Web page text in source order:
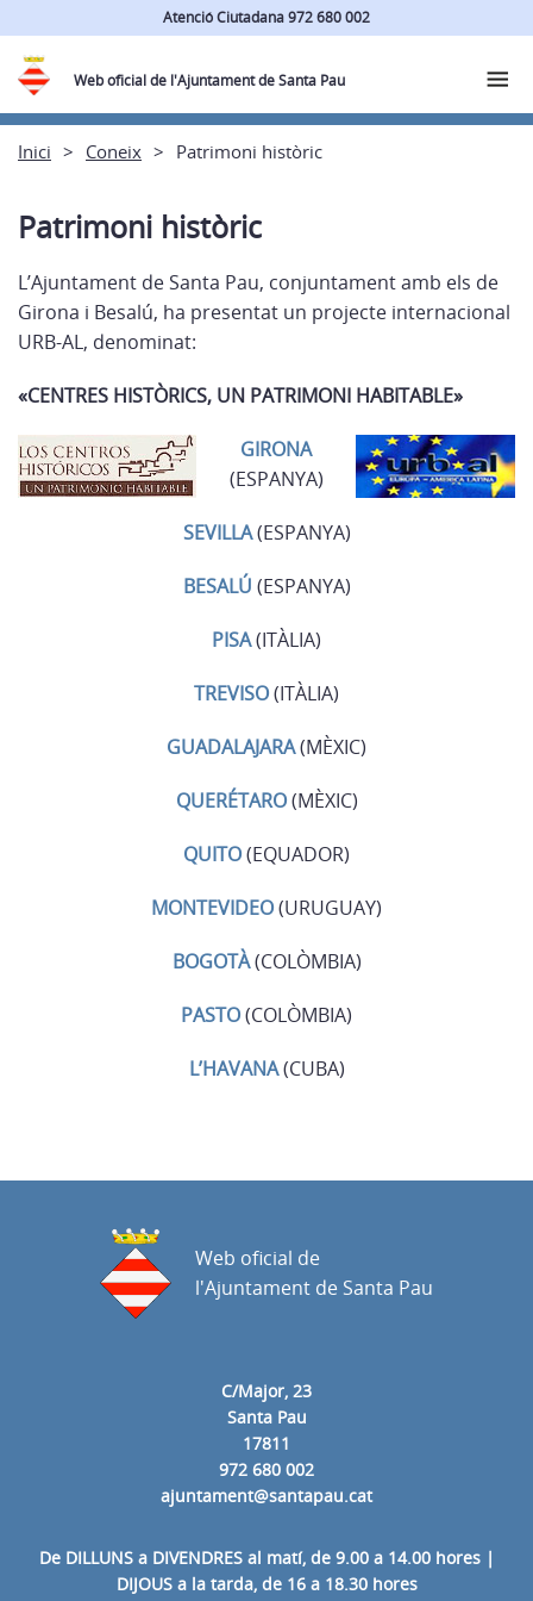
Atenció Ciutadana 972 680 002
Web oficial de l'Ajuntament de Santa Pau
Inici Coneix Patrimoni històric
Patrimoni històric
L’Ajuntament de Santa Pau, conjuntament amb els de
Girona i Besalú, ha presentat un projecte internacional
URB-AL, denominat:
«CENTRES HISTÒRICS, UN PATRIMONI HABITABLE»
GIRONA
(ESPANYA)
SEVILLA(ESPANYA)
BESALÚ (ESPANYA)
PISA(ITÀLIA)
TREVISO(ITÀLIA)
GUADALAJARA(MÈXIC)
QUERÉTARO(MÈXIC)
QUITO(EQUADOR)
MONTEVIDEO(URUGUAY)
BOGOTÀ(COLÒMBIA)
PASTO(COLÒMBIA)
L’HAVANA(CUBA)
C/Major, 23
Santa Pau
17811
972 680 002
ajuntament@santapau.cat
De DILLUNS a DIVENDRES al matí, de 9.00 a 14.00 hores |
DIJOUS a la tarda, de 16 a 18.30 hores
Web oficial de
l'Ajuntament de Santa Pau